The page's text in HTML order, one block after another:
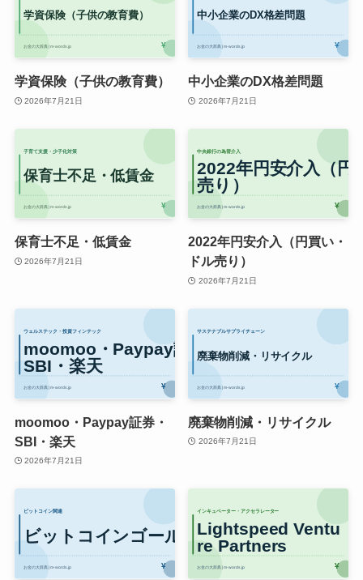
学資保険（子供の教育費）
2026年7月21日
中小企業のDX格差問題
2026年7月21日
保育士不足・低賃金
2026年7月21日
2022年円安介入（円買い・
ドル売り）
2026年7月21日
moomoo・Paypay証券・
SBI・楽天
2026年7月21日
廃棄物削減・リサイクル
2026年7月21日